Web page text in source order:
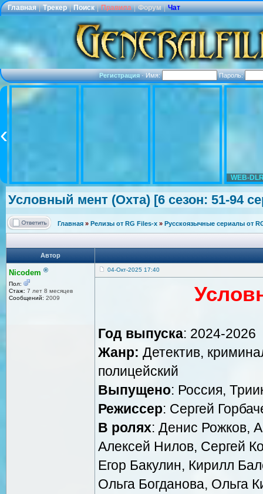
Главная | Трекер | Поиск | Правила | Форум | Чат
Регистрация·Имя: Пароль:
WEB-
Условный мент (Охта) [6 сезон: 51-94
Главная » Релизы от RG Files-x » Русскоязычные сериалы от
Автор
Nicodem ®
Пол:
Стаж: 7 лет 8 месяцев
Сообщений: 2009
04-Окт-2025 17:40
Год выпуска: 2024-2026
Жанр: Детектив,
полицейский
Выпущено: Россия,
Режиссер: Сергей
В ролях: Денис Рожков,
Алексей Нилов, Сергей
Егор Бакулин, Кирилл
Ольга Богданова, Ольга